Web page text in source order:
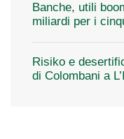
Banche, utili
miliardi per i
Risiko e
di Colombani a